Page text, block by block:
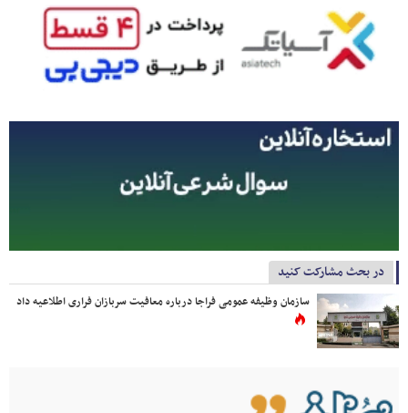
در بحث مشارکت کنید
سازمان وظیفه عمومی فراجا درباره معافیت سربازان فراری اطلاعیه داد